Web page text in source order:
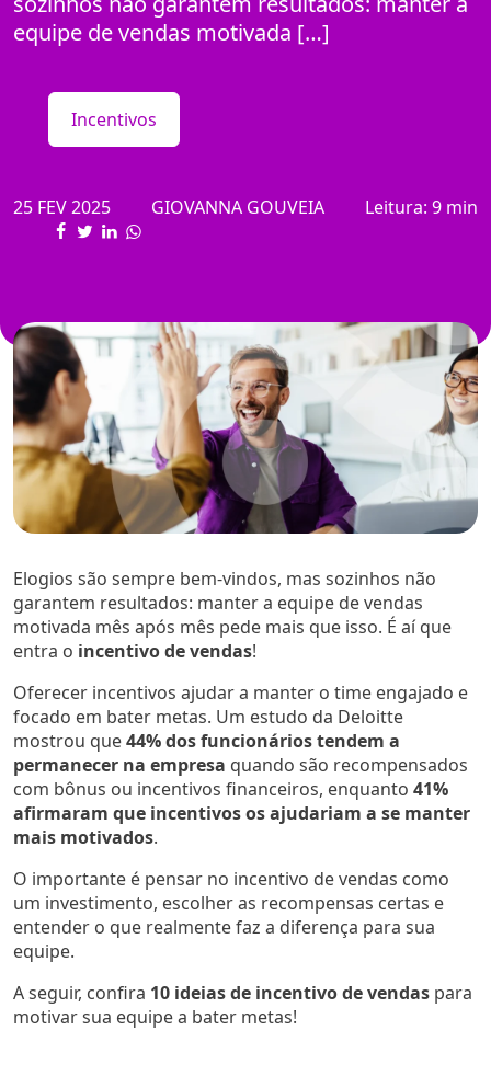
equipe de vendas motivada […]
Incentivos
25 FEV 2025 GIOVANNA GOUVEIA Leitura: 9 min
Elogios são sempre bem-vindos, mas sozinhos não
garantem resultados: manter a equipe de vendas
motivada mês após mês pede mais que isso. É aí que
entra o incentivo de vendas!
Oferecer incentivos ajudar a manter o time engajado e
focado em bater metas. Um estudo da Deloitte
mostrou que44% dos funcionários tendem a
permanecer na empresa quando são recompensados
com bônus ou incentivos financeiros, enquanto 41%
afirmaram que incentivos os ajudariam a se manter
mais motivados.
O importante é pensar no incentivo de vendas como
um investimento, escolher as recompensas certas e
entender o que realmente faz a diferença para sua
equipe.
A seguir, confira 10 ideias de incentivo de vendas para
motivar sua equipe a bater metas!